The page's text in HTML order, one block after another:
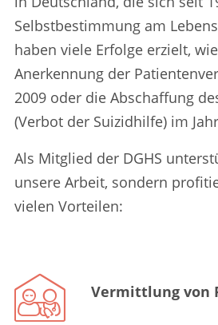
Selbstbestimmung am
haben viele Erfolge erzielt,
Anerkennung der
2009 oder die Abschaffung
(Verbot der Suizidhilfe) im
Als Mitglied der DGHS
unsere Arbeit, sondern
vielen Vorteilen:
Vermittlung von